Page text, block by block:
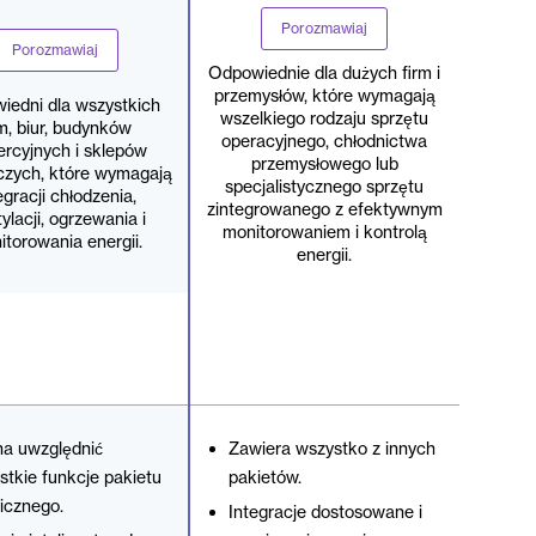
Porozmawiaj
dla wszystkich
biur, budynków
i sklepów
które wymagają
chłodzenia,
ogrzewania i
energii.
Porozmawiaj
Odpowiednie dla dużych firm i
przemysłów, które wymagają
wszelkiego rodzaju sprzętu
operacyjnego, chłodnictwa
przemysłowego lub
specjalistycznego sprzętu
zintegrowanego z efektywnym
monitorowaniem i kontrolą
energii.
uwzględnić
funkcje pakietu
Zawiera wszystko z innych
pakietów.
Integracje dostosowane i